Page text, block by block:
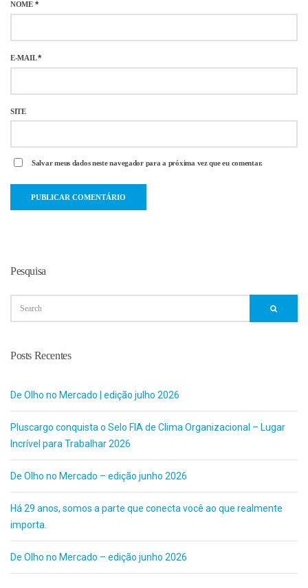
NOME *
E-MAIL*
SITE
Salvar meus dados neste navegador para a próxima vez que eu comentar.
Pesquisa
Posts Recentes
De Olho no Mercado | edição julho 2026
Pluscargo conquista o Selo FIA de Clima Organizacional – Lugar
Incrível para Trabalhar 2026
De Olho no Mercado – edição junho 2026
Há 29 anos, somos a parte que conecta você ao que realmente
importa.
De Olho no Mercado – edição junho 2026